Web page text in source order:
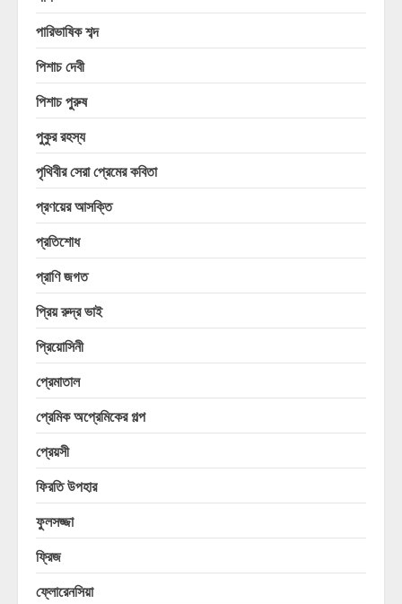
পারিভাষিক শব্দ
পিশাচ দেবী
পিশাচ পুরুষ
পুকুর রহস্য
পৃথিবীর সেরা প্রেমের কবিতা
প্রণয়ের আসক্তি
প্রতিশোধ
প্রাণি জগত
প্রিয় রুদ্র ভাই
প্রিয়োসিনী
প্রেমাতাল
প্রেমিক অপ্রেমিকের গল্প
প্রেয়সী
ফিরতি উপহার
ফুলসজ্জা
ফ্রিজ
ফ্লোরেনসিয়া